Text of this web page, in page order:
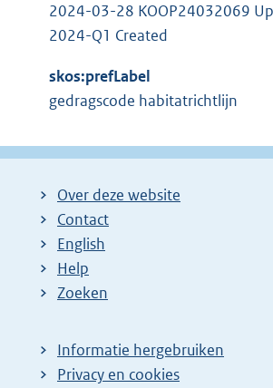
2024-03-28 KOOP24032069
2024-Q1 Created
skos:prefLabel
gedragscode habitatrichtlijn
Over deze website
Contact
English
Help
Zoeken
Informatie hergebruiken
Privacy en cookies